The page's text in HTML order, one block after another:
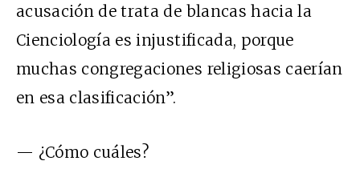
acusación de trata de blancas hacia la
Cienciología es injustificada, porque
muchas congregaciones religiosas caerían
en esa clasificación”.
— ¿Cómo cuáles?